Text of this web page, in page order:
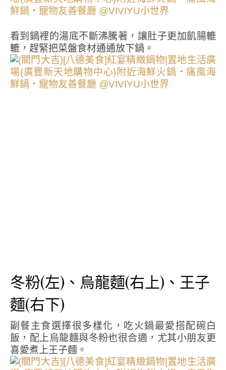
看到鍋裡的湯底不斷沸騰著，讓肚子更加飢腸轆
轆，趕緊把菜盤食材通通放下鍋。
冬粉(左)、烏龍麵(右上)、王子
麵(右下)
副餐主食選擇很多樣化，吃火鍋最愛搭配碗白
飯，配上烏龍麵與冬粉也很合適，尤其小朋友更
喜愛煮上王子麵。